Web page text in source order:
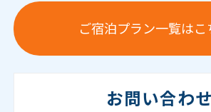
ご宿泊プラン一覧はこ
お問い合わせ